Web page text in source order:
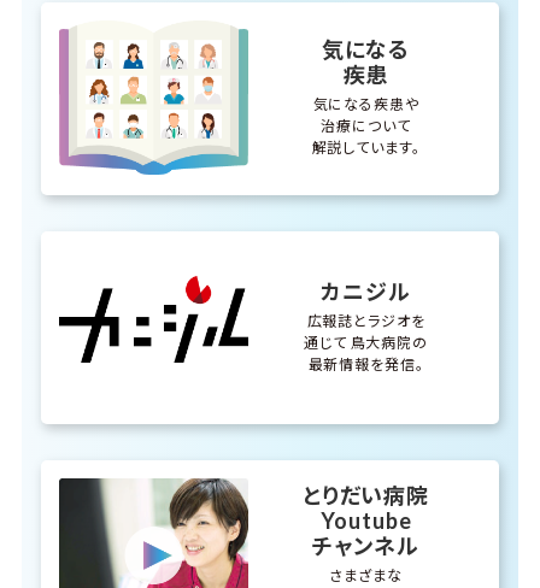
気になる
疾患
気になる疾患や
治療について
解説しています。
カニジル
広報誌とラジオを
通じて 鳥大病院の
最新情報を発信。
とりだい病院
Youtube
チャンネル
さまざまな